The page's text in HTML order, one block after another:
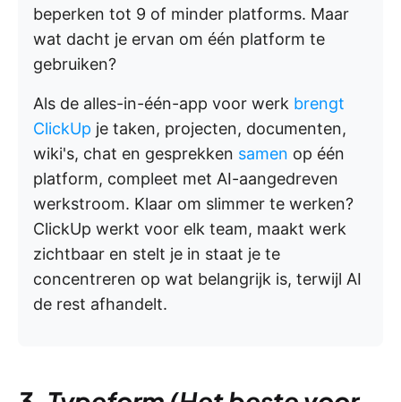
beperken tot 9 of minder platforms. Maar
wat dacht je ervan om één platform te
gebruiken?
Als de alles-in-één-app voor werk brengt
ClickUp je taken, projecten, documenten,
wiki's, chat en gesprekken samen op één
platform, compleet met AI-aangedreven
werkstroom. Klaar om slimmer te werken?
ClickUp werkt voor elk team, maakt werk
zichtbaar en stelt je in staat je te
concentreren op wat belangrijk is, terwijl AI
de rest afhandelt.